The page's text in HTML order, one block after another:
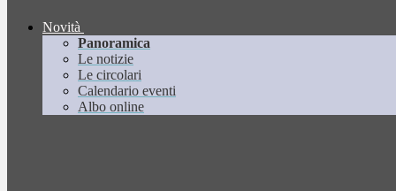
Novità
Panoramica
Le notizie
Le circolari
Calendario eventi
Albo online